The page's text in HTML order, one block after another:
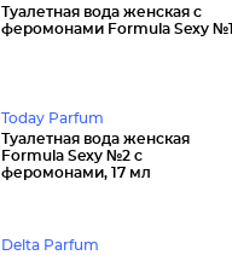
Туалетная вода женская с
феромонами Formula Sexy №1
Today Parfum
Туалетная вода женская
Formula Sexy №2 с
феромонами, 17 мл
Delta Parfum